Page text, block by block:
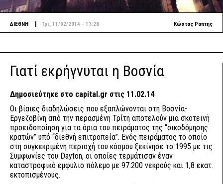
ΔΙΕΘΝΗ Τρί, 11/02/2014 - 13:28 Κώστας Ράπτης
Γιατί εκρήγνυται η Βοσνία
Δημοσιεύτηκε στο capital.gr στις 11.02.14
Οι βίαιες διαδηλώσεις που εξαπλώνονται στη Βοσνία-
Εργεζοβίνη από την περασμένη Τρίτη αποτελούν μια σκοτεινή
προειδοποίηση για τα όρια του πειράματος της “οικοδόμησης
κρατών” υπό “διεθνή επιτροπεία”. Ενός πειράματος το οποίο
στη συγκεκριμένη περιοχή του κόσμου ξεκίνησε το 1995 με τις
Συμφωνίες του Dayton, οι οποίες τερμάτισαν έναν
καταστροφικό εμφύλιο πόλεμο με 97.200 νεκρούς και 1,8 εκατ.
εκτοπισμένους.